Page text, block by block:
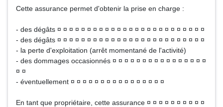
Cette assurance permet d'obtenir la prise en charge :
- des dégâts ¤ ¤ ¤ ¤ ¤ ¤ ¤ ¤ ¤ ¤ ¤ ¤ ¤ ¤ ¤ ¤ ¤ ¤ ¤ ¤ ¤ ¤ ¤ ¤ ¤
- des dégâts ¤ ¤ ¤ ¤ ¤ ¤ ¤ ¤ ¤ ¤ ¤ ¤ ¤ ¤ ¤ ¤ ¤ ¤ ¤ ¤ ¤ ¤ ¤ ¤ ¤
- la perte d'exploitation (arrêt momentané de l'activité)
- des dommages occasionnés ¤ ¤ ¤ ¤ ¤ ¤ ¤ ¤ ¤ ¤ ¤ ¤ ¤ ¤ ¤ ¤
¤ ¤
- éventuellement ¤ ¤ ¤ ¤ ¤ ¤ ¤ ¤ ¤ ¤ ¤ ¤ ¤ ¤ ¤ ¤
En tant que propriétaire, cette assurance ¤ ¤ ¤ ¤ ¤ ¤ ¤ ¤ ¤ ¤